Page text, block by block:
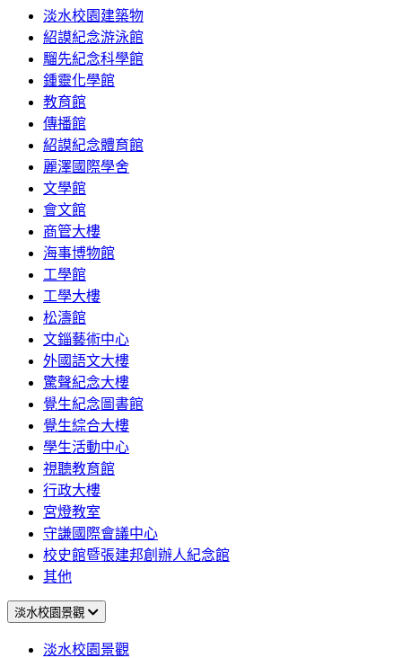
淡水校園建築物
紹謨紀念游泳館
騮先紀念科學館
鍾靈化學館
教育館
傳播館
紹謨紀念體育館
麗澤國際學舍
文學館
會文館
商管大樓
海事博物館
工學館
工學大樓
松濤館
文錙藝術中心
外國語文大樓
驚聲紀念大樓
覺生紀念圖書館
覺生綜合大樓
學生活動中心
視聽教育館
行政大樓
宮燈教室
守謙國際會議中心
校史館暨張建邦創辦人紀念館
其他
淡水校園景觀
淡水校園景觀